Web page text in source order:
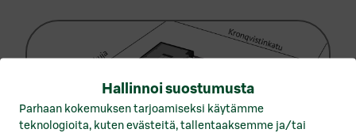
Hallinnoi suostumusta
Parhaan kokemuksen tarjoamiseksi käytämme
teknologioita, kuten evästeitä, tallentaaksemme ja/tai
Vuokrattavat toimitilat Joensuu
Vuokrattavat toimitilat Jyväskylä
Vuokrattavat toimitilat Kotka
Vuokrattavat toimitilat Kuopio